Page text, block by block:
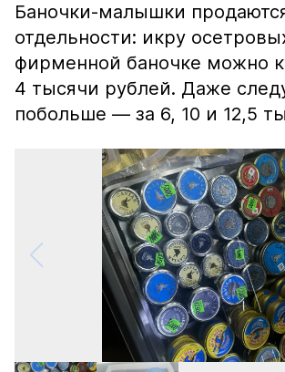
Баночки-малышки
отдельности: икру
фирменной баночке можно
4 тысячи рублей. Даже
побольше — за 6, 10 и 12,5